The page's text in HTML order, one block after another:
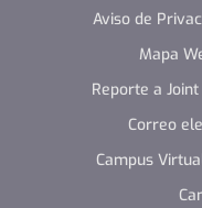
Aviso de
Mapa
Reporte a
Correo
Campus